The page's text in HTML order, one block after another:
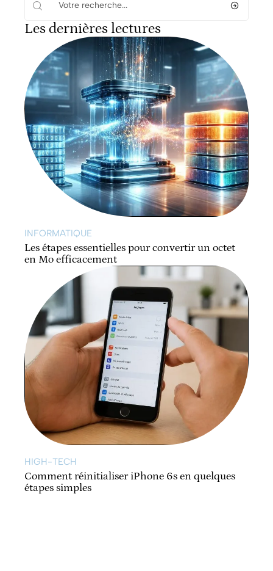
Les dernières lectures
INFORMATIQUE
Les étapes essentielles pour convertir un octet
en Mo efficacement
HIGH-TECH
Comment réinitialiser iPhone 6s en quelques
étapes simples